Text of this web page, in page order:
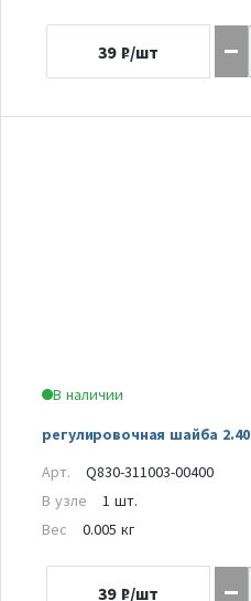
39 ₽/шт
В наличии
регулировочная шайба 2.40
Арт.
Q830-311003-00400
В узле
1 шт.
Вес
0.005 кг
39 ₽/шт